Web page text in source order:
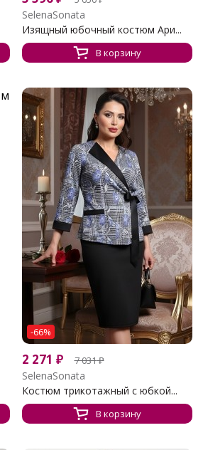
SelenaSonata
Изящный юбочный костюм Ари...
В корзину
-66%
2 271 ₽ 7 031₽
SelenaSonata
Костюм трикотажный с юбкой...
В корзину